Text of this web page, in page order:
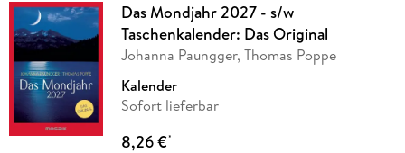
Das Mondjahr 2027 - s/w
Taschenkalender: Das Original
Johanna Paungger, Thomas Poppe
Kalender
Sofort lieferbar
8,26 €*